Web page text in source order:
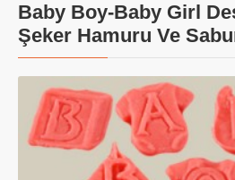
Baby Boy-Baby Girl
Şeker Hamuru Ve